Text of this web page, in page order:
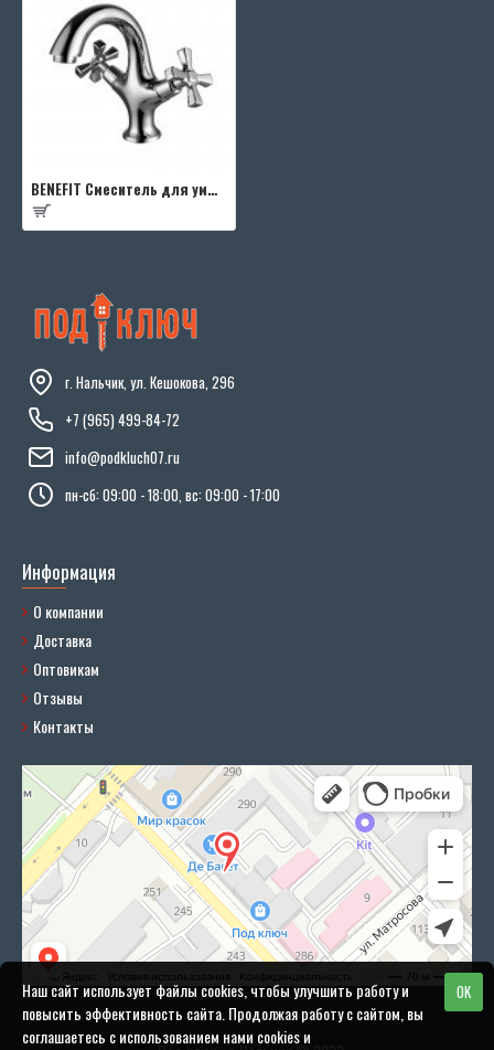
BENEFIT Смеситель для умывальника монолитный, хром
г. Нальчик, ул. Кешокова, 296
+7 (965) 499-84-72
info@podkluch07.ru
пн-сб: 09:00 - 18:00, вс: 09:00 - 17:00
Информация
О компании
Доставка
Оптовикам
Отзывы
Контакты
OK
Наш сайт использует файлы cookies, чтобы улучшить работу и
повысить эффективность сайта. Продолжая работу с сайтом, вы
соглашаетесь с использованием нами cookies и